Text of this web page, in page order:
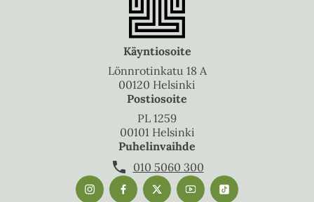
Käyntiosoite
Lönnrotinkatu 18 A
00120 Helsinki
Postiosoite
PL 1259
00101 Helsinki
Puhelinvaihde
010 5060 300